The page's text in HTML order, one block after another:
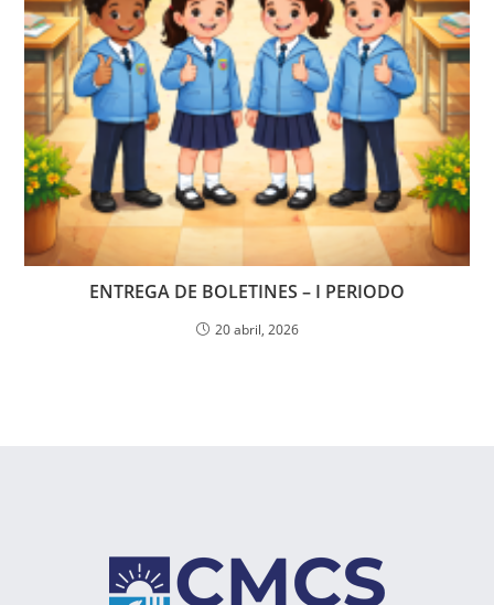
ENTREGA DE BOLETINES – I PERIODO
20 abril, 2026